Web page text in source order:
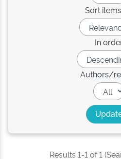
Sort
In
Authors/
Results 1-1 of 1